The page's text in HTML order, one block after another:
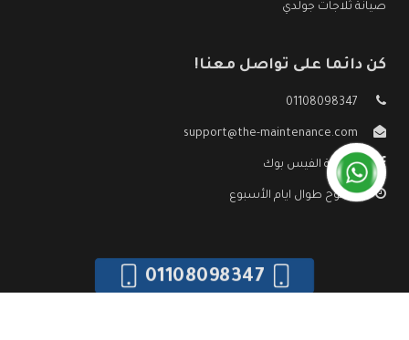
صيانة ثلاجات جولدي
كن دائما على تواصل معنا!
01108098347
support@the-maintenance.com
صفحة الفيس بوك
مفتوح طوال ايام الأسبوع
01108098347